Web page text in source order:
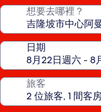
想要去哪裡？
日期
旅客